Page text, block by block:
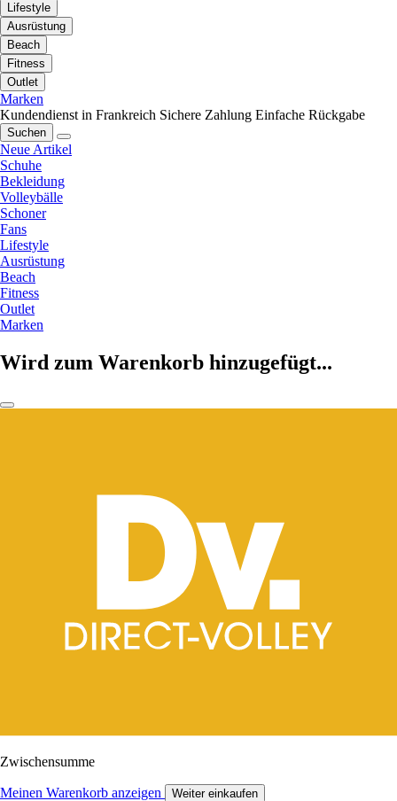
Lifestyle
Ausrüstung
Beach
Fitness
Outlet
Marken
Kundendienst in Frankreich Sichere Zahlung Einfache Rückgabe
Suchen
Neue Artikel
Schuhe
Bekleidung
Volleybälle
Schoner
Fans
Lifestyle
Ausrüstung
Beach
Fitness
Outlet
Marken
Wird zum Warenkorb hinzugefügt...
Zwischensumme
Meinen Warenkorb anzeigen Weiter einkaufen